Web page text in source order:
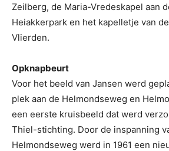
Zeilberg, de Maria-Vredeskapel aan
Heiakkerpark en het kapelletje van
Vlierden.
Opknapbeurt
Voor het beeld van Jansen werd
plek aan de Helmondseweg en
een eerste kruisbeeld dat werd
Thiel-stichting. Door de inspanning
Helmondseweg werd in 1961 een